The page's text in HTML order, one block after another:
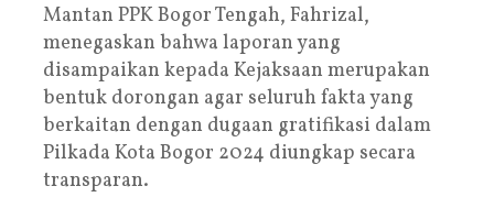
Mantan PPK Bogor Tengah, Fahrizal,
menegaskan bahwa laporan yang
disampaikan kepada Kejaksaan merupakan
bentuk dorongan agar seluruh fakta yang
berkaitan dengan dugaan gratifikasi dalam
Pilkada Kota Bogor 2024 diungkap secara
transparan.